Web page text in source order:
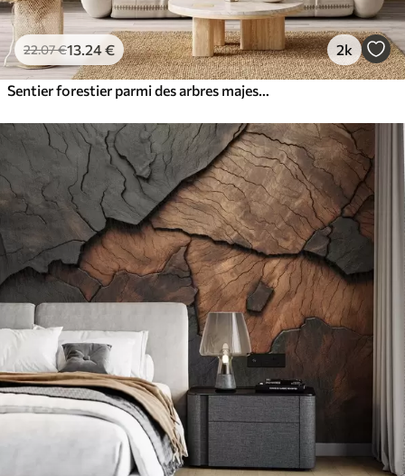
22.07€13 .24€ 2k